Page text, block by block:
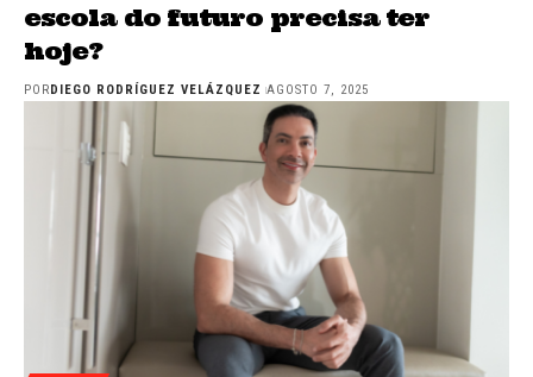
escola do futuro precisa ter
hoje?
PORDIEGO RODRÍGUEZ VELÁZQUEZ AGOSTO 7, 2025